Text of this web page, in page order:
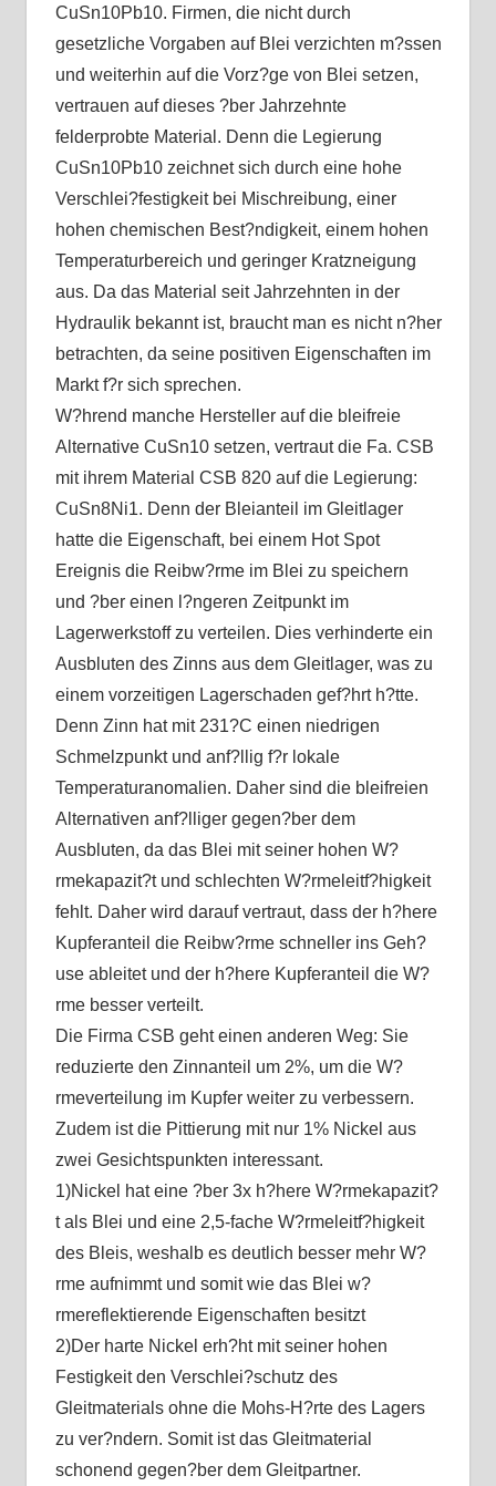
CuSn10Pb10. Firmen, die nicht durch
gesetzliche Vorgaben auf Blei verzichten m?ssen
und weiterhin auf die Vorz?ge von Blei setzen,
vertrauen auf dieses ?ber Jahrzehnte
felderprobte Material. Denn die Legierung
CuSn10Pb10 zeichnet sich durch eine hohe
Verschlei?festigkeit bei Mischreibung, einer
hohen chemischen Best?ndigkeit, einem hohen
Temperaturbereich und geringer Kratzneigung
aus. Da das Material seit Jahrzehnten in der
Hydraulik bekannt ist, braucht man es nicht n?her
betrachten, da seine positiven Eigenschaften im
Markt f?r sich sprechen.
W?hrend manche Hersteller auf die bleifreie
Alternative CuSn10 setzen, vertraut die Fa. CSB
mit ihrem Material CSB 820 auf die Legierung:
CuSn8Ni1. Denn der Bleianteil im Gleitlager
hatte die Eigenschaft, bei einem Hot Spot
Ereignis die Reibw?rme im Blei zu speichern
und ?ber einen l?ngeren Zeitpunkt im
Lagerwerkstoff zu verteilen. Dies verhinderte ein
Ausbluten des Zinns aus dem Gleitlager, was zu
einem vorzeitigen Lagerschaden gef?hrt h?tte.
Denn Zinn hat mit 231?C einen niedrigen
Schmelzpunkt und anf?llig f?r lokale
Temperaturanomalien. Daher sind die bleifreien
Alternativen anf?lliger gegen?ber dem
Ausbluten, da das Blei mit seiner hohen W?
rmekapazit?t und schlechten W?rmeleitf?higkeit
fehlt. Daher wird darauf vertraut, dass der h?here
Kupferanteil die Reibw?rme schneller ins Geh?
use ableitet und der h?here Kupferanteil die W?
rme besser verteilt.
Die Firma CSB geht einen anderen Weg: Sie
reduzierte den Zinnanteil um 2%, um die W?
rmeverteilung im Kupfer weiter zu verbessern.
Zudem ist die Pittierung mit nur 1% Nickel aus
zwei Gesichtspunkten interessant.
1)Nickel hat eine ?ber 3x h?here W?rmekapazit?
t als Blei und eine 2,5-fache W?rmeleitf?higkeit
des Bleis, weshalb es deutlich besser mehr W?
rme aufnimmt und somit wie das Blei w?
rmereflektierende Eigenschaften besitzt
2)Der harte Nickel erh?ht mit seiner hohen
Festigkeit den Verschlei?schutz des
Gleitmaterials ohne die Mohs-H?rte des Lagers
zu ver?ndern. Somit ist das Gleitmaterial
schonend gegen?ber dem Gleitpartner.